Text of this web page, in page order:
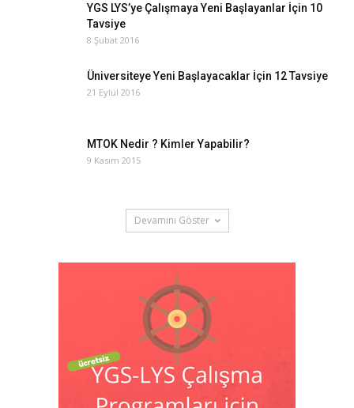
YGS LYS’ye Çalışmaya Yeni Başlayanlar İçin 10
Tavsiye
8 Şubat 2016
Üniversiteye Yeni Başlayacaklar İçin 12 Tavsiye
21 Eylül 2016
MTOK Nedir ? Kimler Yapabilir?
9 Kasım 2015
Devamını Göster